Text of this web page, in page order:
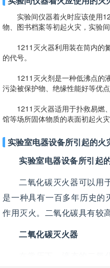
实验间仪器着火时应该使用
物、图书档案等初起火灾，实验
1211灭火器利用装在筒内的氮
的代号。
1211灭火剂是一种低沸点的液
污染被保护物、绝缘性能好等优点
1211灭火器适用于扑救易燃、
馆等场所固体物质的表面初起火灾
实验室电器设备所引起的火
实验室电器设备所引起
二氧化碳灭火器可以用
是一种具有一百多年历史的
作用灭火。二氧化碳具有较
二氧化碳灭火器
在常压下，液态的二